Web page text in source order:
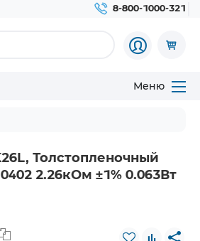
8-800-1000-321
Меню
Толстопленочный
2.26кОм ±1% 0.063Вт